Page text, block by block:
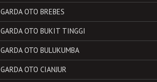
GARDA OTO BREBES
GARDA OTO BUKIT TINGGI
GARDA OTO BULUKUMBA
GARDA OTO CIANJUR